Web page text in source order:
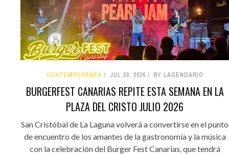
CONTEMPORÁNEA JUL 20, 2026 BY LAGENDARIO
BURGERFEST CANARIAS REPITE ESTA SEMANA EN LA
PLAZA DEL CRISTO JULIO 2026
San Cristóbal de La Laguna volverá a convertirse en el punto
de encuentro de los amantes de la gastronomía y la música
con la celebración del Burger Fest Canarias, que tendrá